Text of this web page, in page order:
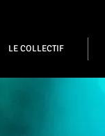
LE COLLECTIF